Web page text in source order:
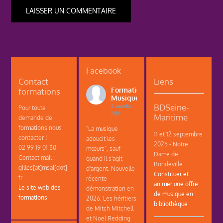
Contact
formations
Pour toute
demande de
formations nous
contacter !
02 99 19 01 50
Contact mail :
gilles[at]msai[dot]
fr
Le site web des
formations
Facebook
Formations
Musique
2 weeks
ago
"La musique
adoucit les
mœurs", sauf
quand il s'agit
d'argent. Nouvelle
récente
démonstration en
2026. Les héritiers
de Mitch Mitchell
et Noel Redding
Liens
BDSeine-
Maritime
11 et 12 septembre
2025 - Notre
Dame de
Bondeville
Constituer et
animer une offre
de musique en
bibliothèque